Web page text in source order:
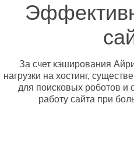
За счет кэширования
нагрузки на хостинг,
для поисковых роботов и
работу сайта при